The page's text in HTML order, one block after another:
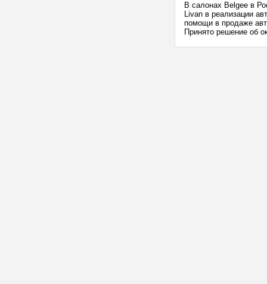
В салонах Belgee в
Livan в реализации
помощи в продаже
Принято решение об